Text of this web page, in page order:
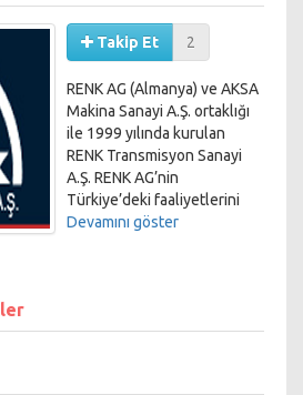
Takip Et 2
RENK AG (Almanya) ve AKSA
Makina Sanayi A.Ş. ortaklığı
ile 1999 yılında kurulan
RENK Transmisyon Sanayi
A.Ş. RENK AG’nin
Türkiye’deki faaliyetlerini
yürütmektedir
Devamını göster